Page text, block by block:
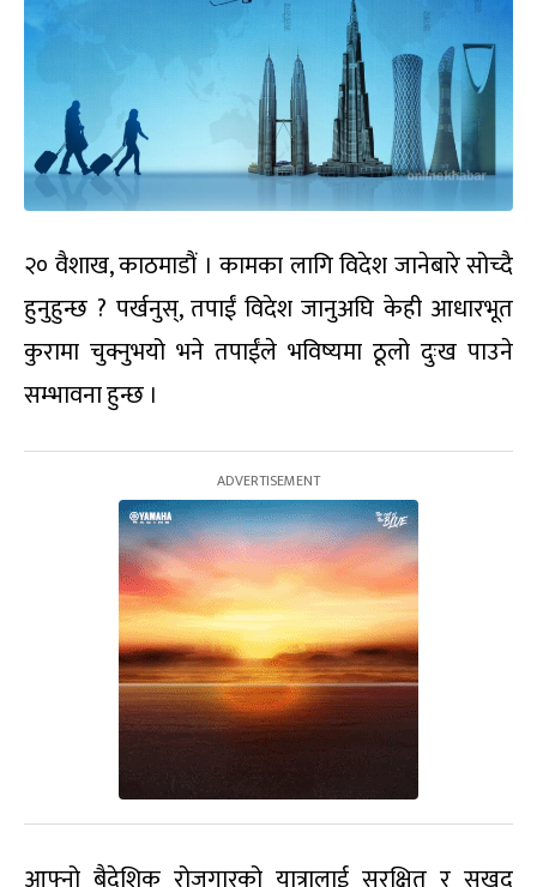
२० वैशाख, काठमाडौं । कामका लागि विदेश जानेबारे सोच्दै
हुनुहुन्छ ? पर्खनुस्, तपाईं विदेश जानुअघि केही आधारभूत
कुरामा चुक्नुभयो भने तपाईंले भविष्यमा ठूलो दुःख पाउने
सम्भावना हुन्छ ।